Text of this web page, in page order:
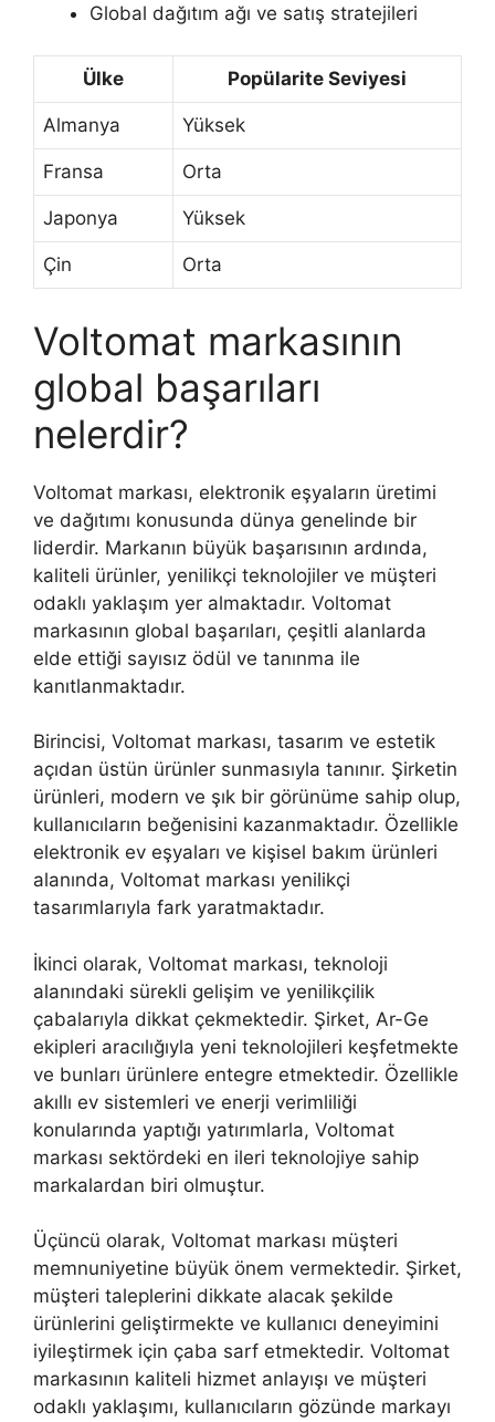
Global dağıtım ağı ve satış stratejileri
Ülke Popülarite Seviyesi
Almanya Yüksek
Fransa Orta
Japonya Yüksek
Çin Orta
Voltomat markasının
global başarıları
nelerdir?
Voltomat markası, elektronik eşyaların üretimi
ve dağıtımı konusunda dünya genelinde bir
liderdir. Markanın büyük başarısının ardında,
kaliteli ürünler, yenilikçi teknolojiler ve müşteri
odaklı yaklaşım yer almaktadır. Voltomat
markasının global başarıları, çeşitli alanlarda
elde ettiği sayısız ödül ve tanınma ile
kanıtlanmaktadır.
Birincisi, Voltomat markası, tasarım ve estetik
açıdan üstün ürünler sunmasıyla tanınır. Şirketin
ürünleri, modern ve şık bir görünüme sahip olup,
kullanıcıların beğenisini kazanmaktadır. Özellikle
elektronik ev eşyaları ve kişisel bakım ürünleri
alanında, Voltomat markası yenilikçi
tasarımlarıyla fark yaratmaktadır.
İkinci olarak, Voltomat markası, teknoloji
alanındaki sürekli gelişim ve yenilikçilik
çabalarıyla dikkat çekmektedir. Şirket, Ar-Ge
ekipleri aracılığıyla yeni teknolojileri keşfetmekte
ve bunları ürünlere entegre etmektedir. Özellikle
akıllı ev sistemleri ve enerji verimliliği
konularında yaptığı yatırımlarla, Voltomat
markası sektördeki en ileri teknolojiye sahip
markalardan biri olmuştur.
Üçüncü olarak, Voltomat markası müşteri
memnuniyetine büyük önem vermektedir. Şirket,
müşteri taleplerini dikkate alacak şekilde
ürünlerini geliştirmekte ve kullanıcı deneyimini
iyileştirmek için çaba sarf etmektedir. Voltomat
markasının kaliteli hizmet anlayışı ve müşteri
odaklı yaklaşımı, kullanıcıların gözünde markayı